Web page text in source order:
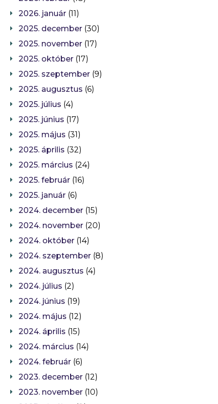
2026. január (11)
2025. december (30)
2025. november (17)
2025. október (17)
2025. szeptember (9)
2025. augusztus (6)
2025. július (4)
2025. június (17)
2025. május (31)
2025. április (32)
2025. március (24)
2025. február (16)
2025. január (6)
2024. december (15)
2024. november (20)
2024. október (14)
2024. szeptember (8)
2024. augusztus (4)
2024. július (2)
2024. június (19)
2024. május (12)
2024. április (15)
2024. március (14)
2024. február (6)
2023. december (12)
2023. november (10)